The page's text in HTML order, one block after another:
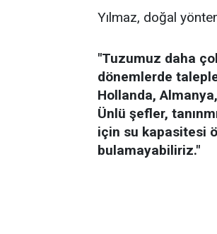
Yılmaz, doğal
"Tuzumuz daha
dönemlerde
Hollanda,
Ünlü şefler,
için su kapasitesi
bulamayabiliriz."